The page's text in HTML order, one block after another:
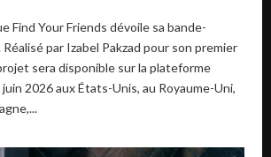
Find Your Friends dévoile sa bande-
par Izabel Pakzad pour son premier
sera disponible sur la plateforme
2026 aux États-Unis, au Royaume-Uni,